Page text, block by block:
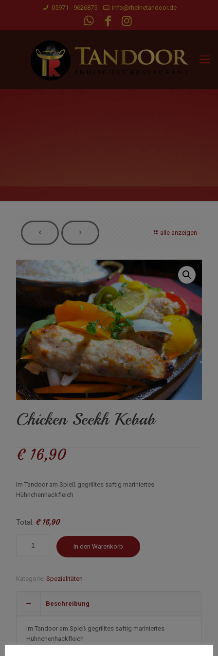
05971 - 9626875 info@rheinetandoor.de
alle anzeigen
Chicken Seekh Kebab
€16,90
Im Tandoor am Spieß gegrilltes saftig mariniertes
Hühnchenhackfleich
Total: € 16,90
In den Warenkorb
Kategorie: Spezialitäten
Beschreibung
Im Tandoor am Spieß gegrilltes saftig mariniertes
Hühnchenhackfleich